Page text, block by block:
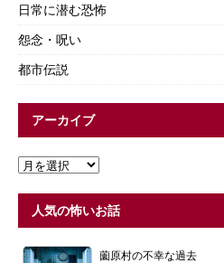
日常に潜む恐怖
怨念・呪い
都市伝説
アーカイブ
人気の怖いお話
薗原村の不幸な過去